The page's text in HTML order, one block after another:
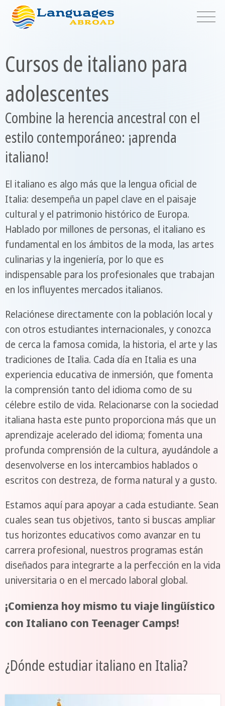
Cursos de italiano para
adolescentes
Combine la herencia ancestral con el
estilo contemporáneo: ¡aprenda
italiano!
El italiano es algo más que la lengua oficial de
Italia: desempeña un papel clave en el paisaje
cultural y el patrimonio histórico de Europa.
Hablado por millones de personas, el italiano es
fundamental en los ámbitos de la moda, las artes
culinarias y la ingeniería, por lo que es
indispensable para los profesionales que trabajan
en los influyentes mercados italianos.
Relaciónese directamente con la población local y
con otros estudiantes internacionales, y conozca
de cerca la famosa comida, la historia, el arte y las
tradiciones de Italia. Cada día en Italia es una
experiencia educativa de inmersión, que fomenta
la comprensión tanto del idioma como de su
célebre estilo de vida. Relacionarse con la sociedad
italiana hasta este punto proporciona más que un
aprendizaje acelerado del idioma; fomenta una
profunda comprensión de la cultura, ayudándole a
desenvolverse en los intercambios hablados o
escritos con destreza, de forma natural y a gusto.
Estamos aquí para apoyar a cada estudiante. Sean
cuales sean tus objetivos, tanto si buscas ampliar
tus horizontes educativos como avanzar en tu
carrera profesional, nuestros programas están
diseñados para integrarte a la perfección en la vida
universitaria o en el mercado laboral global.
¡Comienza hoy mismo tu viaje lingüístico
con Italiano con Teenager Camps!
¿Dónde estudiar italiano en Italia?